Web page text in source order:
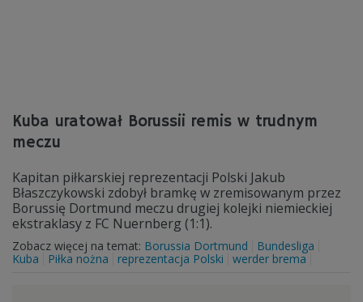
Kuba uratował Borussii remis w trudnym
meczu
Kapitan piłkarskiej reprezentacji Polski Jakub
Błaszczykowski zdobył bramkę w zremisowanym przez
Borussię Dortmund meczu drugiej kolejki niemieckiej
ekstraklasy z FC Nuernberg (1:1).
Zobacz więcej na temat: Borussia Dortmund
Bundesliga
Kuba
Piłka nożna reprezentacja Polski werder brema